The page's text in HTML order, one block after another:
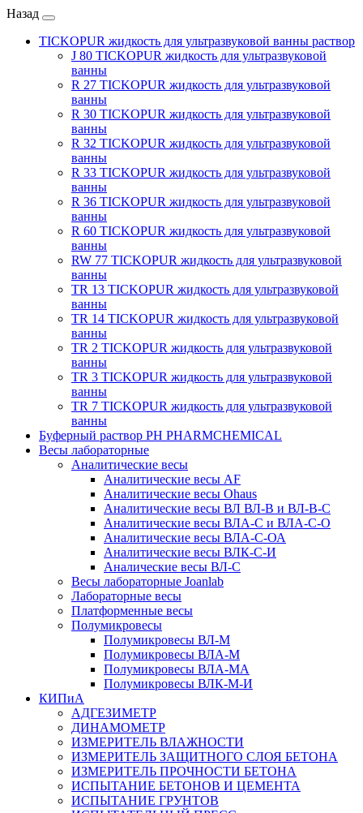
Назад
TICKOPUR жидкость для ультразвуковой ванны раствор
J 80 TICKOPUR жидкость для ультразвуковой
ванны
R 27 TICKOPUR жидкость для ультразвуковой
ванны
R 30 TICKOPUR жидкость для ультразвуковой
ванны
R 32 TICKOPUR жидкость для ультразвуковой
ванны
R 33 TICKOPUR жидкость для ультразвуковой
ванны
R 36 TICKOPUR жидкость для ультразвуковой
ванны
R 60 TICKOPUR жидкость для ультразвуковой
ванны
RW 77 TICKOPUR жидкость для ультразвуковой
ванны
TR 13 TICKOPUR жидкость для ультразвуковой
ванны
TR 14 TICKOPUR жидкость для ультразвуковой
ванны
TR 2 TICKOPUR жидкость для ультразвуковой
ванны
TR 3 TICKOPUR жидкость для ультразвуковой
ванны
TR 7 TICKOPUR жидкость для ультразвуковой
ванны
Буферный раствор PH PHARMCHEMICAL
Весы лабораторные
Аналитические весы
Аналитические весы AF
Аналитические весы Ohaus
Аналитические весы ВЛ ВЛ-В и ВЛ-В-С
Аналитические весы ВЛА-С и ВЛА-С-О
Аналитические весы ВЛА-С-ОА
Аналитические весы ВЛК-С-И
Аналические весы ВЛ-С
Весы лабораторные Joanlab
Лабораторные весы
Платформенные весы
Полумикровесы
Полумикровесы ВЛ-М
Полумикровесы ВЛА-М
Полумикровесы ВЛА-МА
Полумикровесы ВЛК-М-И
КИПиА
АДГЕЗИМЕТР
ДИНАМОМЕТР
ИЗМЕРИТЕЛЬ ВЛАЖНОСТИ
ИЗМЕРИТЕЛЬ ЗАЩИТНОГО СЛОЯ БЕТОНА
ИЗМЕРИТЕЛЬ ПРОЧНОСТИ БЕТОНА
ИСПЫТАНИЕ БЕТОНОВ И ЦЕМЕНТА
ИСПЫТАНИЕ ГРУНТОВ